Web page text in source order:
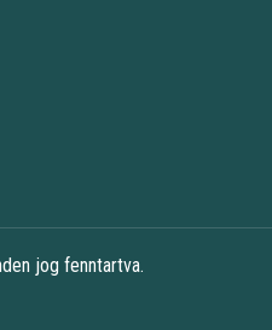
jog fenntartva.